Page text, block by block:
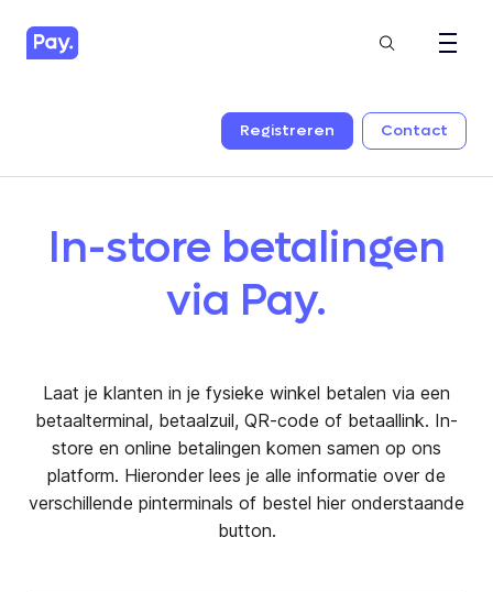
Registreren Contact
In-store betalingen
via Pay.
Laat je klanten in je fysieke winkel betalen via een
betaalterminal, betaalzuil, QR-code of betaallink. In-
store en online betalingen komen samen op ons
platform. Hieronder lees je alle informatie over de
verschillende pinterminals of bestel hier onderstaande
button.